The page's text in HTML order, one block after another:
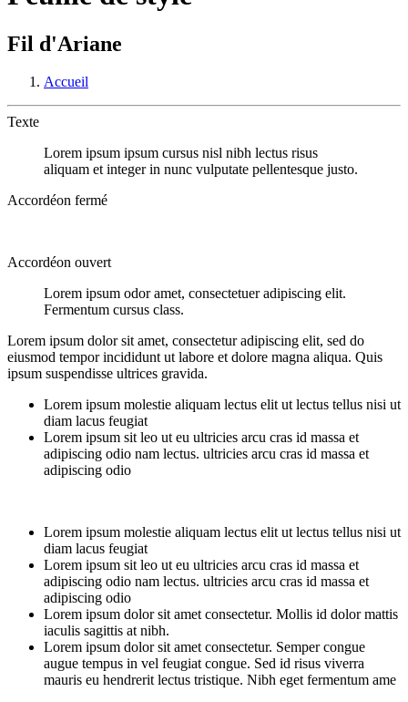
Fil d'Ariane
Accueil
Texte
Lorem ipsum ipsum cursus nisl nibh lectus risus
aliquam et integer in nunc vulputate pellentesque justo.
Accordéon fermé
Accordéon ouvert
Lorem ipsum odor amet, consectetuer adipiscing elit.
Fermentum cursus class.
Lorem ipsum dolor sit amet, consectetur adipiscing elit, sed do
eiusmod tempor incididunt ut labore et dolore magna aliqua. Quis
ipsum suspendisse ultrices gravida.
Lorem ipsum molestie aliquam lectus elit ut lectus tellus nisi ut
diam lacus feugiat
Lorem ipsum sit leo ut eu ultricies arcu cras id massa et
adipiscing odio nam lectus. ultricies arcu cras id massa et
adipiscing odio
Lorem ipsum molestie aliquam lectus elit ut lectus tellus nisi ut
diam lacus feugiat
Lorem ipsum sit leo ut eu ultricies arcu cras id massa et
adipiscing odio nam lectus. ultricies arcu cras id massa et
adipiscing odio
Lorem ipsum dolor sit amet consectetur. Mollis id dolor mattis
iaculis sagittis at nibh.
Lorem ipsum dolor sit amet consectetur. Semper congue
augue tempus in vel feugiat congue. Sed id risus viverra
mauris eu hendrerit lectus tristique. Nibh eget fermentum ame